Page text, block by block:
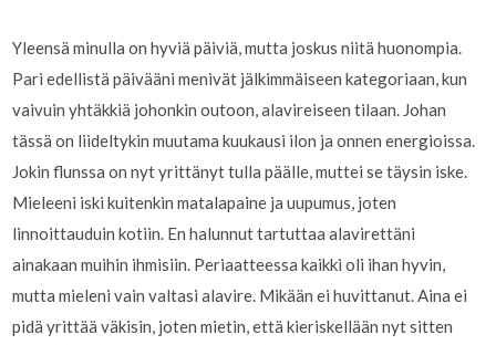
Yleensä minulla on hyviä päiviä, mutta joskus niitä huonompia.
Pari edellistä päivääni menivät jälkimmäiseen kategoriaan, kun
vaivuin yhtäkkiä johonkin outoon, alavireiseen tilaan. Johan
tässä on liideltykin muutama kuukausi ilon ja onnen energioissa.
Jokin flunssa on nyt yrittänyt tulla päälle, muttei se täysin iske.
Mieleeni iski kuitenkin matalapaine ja uupumus, joten
linnoittauduin kotiin. En halunnut tartuttaa alavirettäni
ainakaan muihin ihmisiin. Periaatteessa kaikki oli ihan hyvin,
mutta mieleni vain valtasi alavire. Mikään ei huvittanut. Aina ei
pidä yrittää väkisin, joten mietin, että kieriskellään nyt sitten